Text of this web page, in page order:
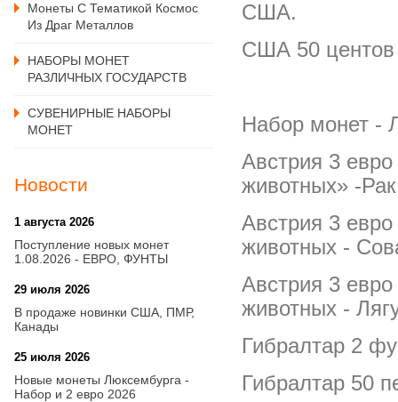
Монеты С Тематикой Космос
Из Драг Металлов
НАБОРЫ МОНЕТ
РАЗЛИЧНЫХ ГОСУДАРСТВ
СУВЕНИРНЫЕ НАБОРЫ
МОНЕТ
Новости
1 августа 2026
Поступление новых монет
1.08.2026 - ЕВРО, ФУНТЫ
29 июля 2026
В продаже новинки США, ПМР,
Канады
25 июля 2026
Новые монеты Люксембурга -
Набор и 2 евро 2026
США.
США 50 центов
Набор монет -
Австрия 3
животных» -
Австрия 3
животных -
Австрия 3
животных -
Гибралтар 2
Гибралтар 50